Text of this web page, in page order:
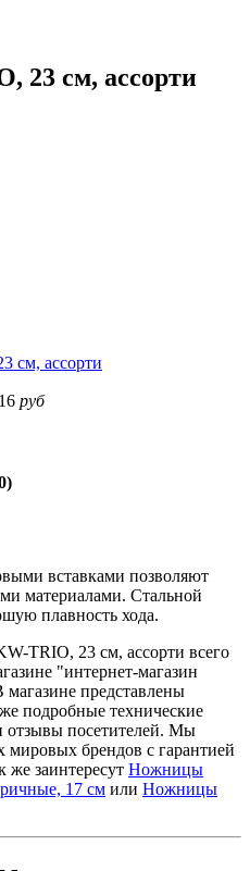
23 см, ассорти
руб
вставками позволяют
материалами. Стальной
плавность хода.
TRIO, 23 см, ассорти всего
"интернет-магазин
представлены
подробные технические
отзывы посетителей. Мы
брендов с гарантией
же заинтересут Ножницы
17 см или Ножницы